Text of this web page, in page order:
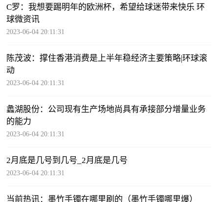
C罗：我想要踢明年的欧洲杯，希望给球迷带来快乐 环
球微资讯
2023-06-04 20:11:31
陈茂波：撑住香港消费是上半年稳经济主要策略|环球滚
动
2023-06-04 20:11:31
蠡湖股份：公司现有生产场地尚具有承接部分增量业务
的能力
2023-06-04 20:11:31
2月底是几号到几号_2月底是几号
2023-06-04 20:11:31
当前热讯：墨竹手镯在哪里刷的（墨竹手镯哪里爆）